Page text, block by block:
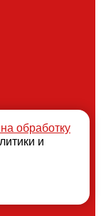
обработку
и